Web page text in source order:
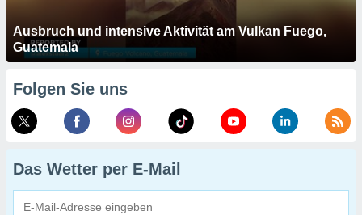
Ausbruch und intensive Aktivität am Vulkan Fuego,
Guatemala
Folgen Sie uns
Das Wetter per E-Mail